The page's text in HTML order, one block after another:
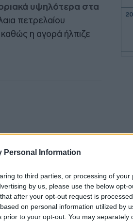
Personal Information
to third parties, or processing of your
by us, please use the below opt-
after your opt-out request is
on personal information utilized by
to your opt-out. You may separately
υψηλότερα στα
πετρελαίου
καθώς η αγορά ήλπιζε